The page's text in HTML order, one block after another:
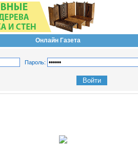
Онлайн Газета
Пароль: